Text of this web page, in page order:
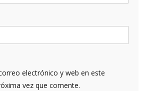
electrónico y web en este
vez que comente.